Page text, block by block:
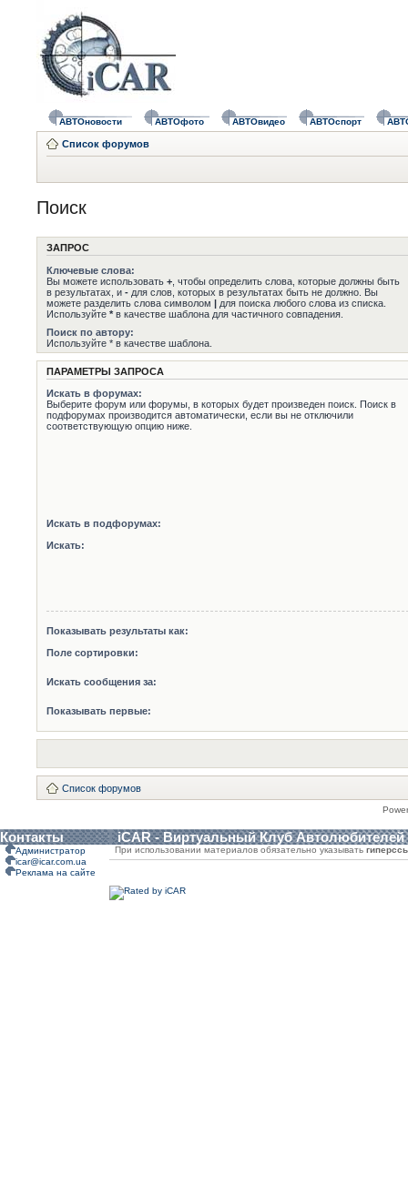
АВТОновости АВТОфото АВТОвидео АВТОспорт
Список форумов
Поиск
ЗАПРОС
Ключевые слова:
Вы можете использовать + , чтобы определить слова, которые должны быть
в результатах, и - для слов, которых в результатах быть не должно. Вы
можете разделить слова символом | для поиска любого слова из списка.
Используйте * в качестве шаблона для частичного совпадения.
Поиск по автору:
Используйте * в качестве шаблона.
ПАРАМЕТРЫ ЗАПРОСА
Искать в форумах:
Выберите форум или форумы, в которых будет произведен поиск. Поиск в
подфорумах производится автоматически, если вы не отключили
соответствующую опцию ниже.
Искать в подфорумах:
Искать:
Показывать результаты как:
Поле сортировки:
Искать сообщения за:
Показывать первые:
Список форумов
Контакты iCAR - Виртуальный Клуб Автолюбителей
Администратор
icar@icar.com.ua
Реклама на сайте
При использовании материалов обязательно указывать